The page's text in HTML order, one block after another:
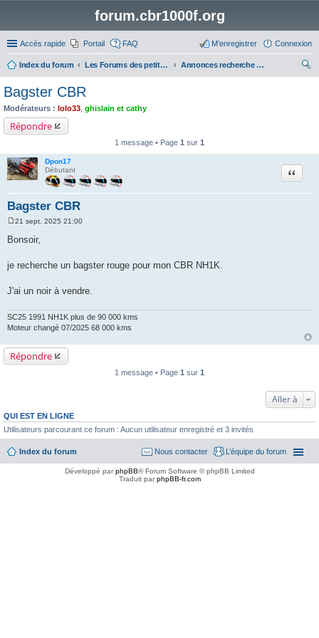
forum.cbr1000f.org
Accès rapide Portail FAQ Connexion
M’enregistrer
Index du forum Les Forums des petites annonces
Annonces recherche pièces
Bagster CBR
Modérateurs : lolo33 ghislain et cathy
Répondre
1 message • Page 1 sur 1
Dpon17
Débutant
Bagster CBR
Citation
s
g
21 sept. 2025 21:00
Bonsoir,
je recherche un bagster rouge pour mon CBR NH1K.
J'ai un noir à vendre.
SC25 1991 NH1K plus de 90 000 kms
Moteur changé 07/2025 68 000 kms
Répondre
1 message • Page 1 sur 1
Aller à
QUI EST EN LIGNE
Utilisateurs parcourant ce forum : Aucun utilisateur enregistré et 3 invités
Index du forum L’équipe du forum
Nous contacter
Développé parphpBB® Forum Software © phpBB Limited
Traduit parphpBB-fr.com